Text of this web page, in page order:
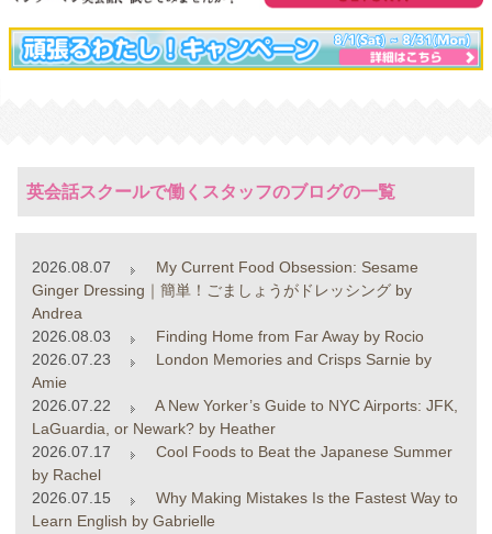
英会話スクールで働くスタッフのブログの一覧
2026.08.07
My Current Food Obsession: Sesame
Ginger Dressing｜簡単！ごましょうがドレッシング by
Andrea
2026.08.03
Finding Home from Far Away by Rocio
2026.07.23
London Memories and Crisps Sarnie by
Amie
2026.07.22
A New Yorker’s Guide to NYC Airports: JFK,
LaGuardia, or Newark? by Heather
2026.07.17
Cool Foods to Beat the Japanese Summer
by Rachel
2026.07.15
Why Making Mistakes Is the Fastest Way to
Learn English by Gabrielle